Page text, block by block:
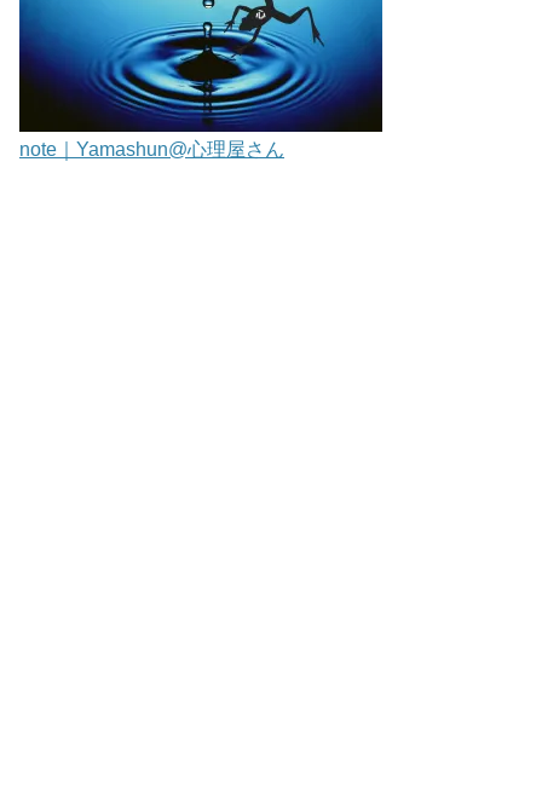
note｜Yamashun@心理屋さん